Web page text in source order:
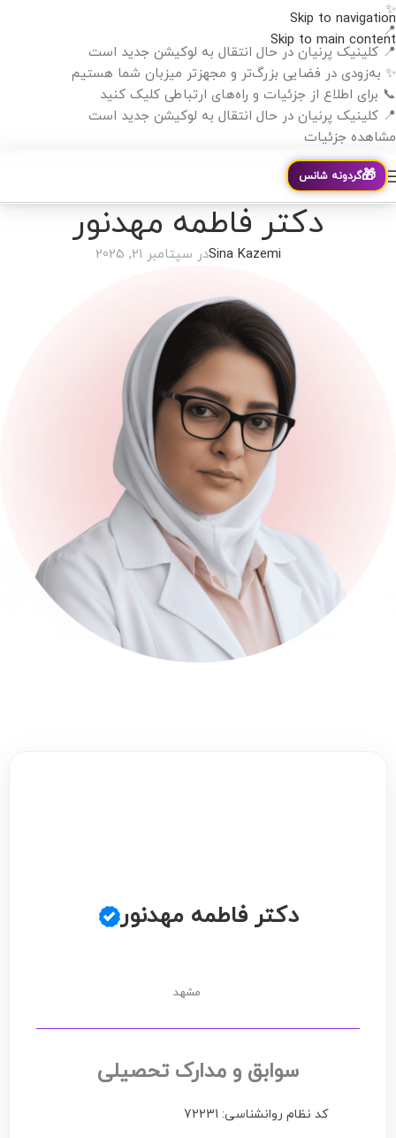
Skip to navigation
Skip to main content
✨
📍
📍 کلینیک پرنیان در حال انتقال به لوکیشن جدید است
✨ به‌زودی در فضایی بزرگ‌تر و مجهزتر میزبان شما هستیم
📞 برای اطلاع از جزئیات و راه‌های ارتباطی کلیک کنید
📍 کلینیک پرنیان در حال انتقال به لوکیشن جدید است
مشاهده جزئیات
🎁گردونه شانس
دکتر فاطمه مهدنور
Sina Kazemiدر سپتامبر 21, 2025
دکتر فاطمه مهدنور
مشهد
سوابق و مدارک تحصیلی
کد نظام روانشناسی: 72231